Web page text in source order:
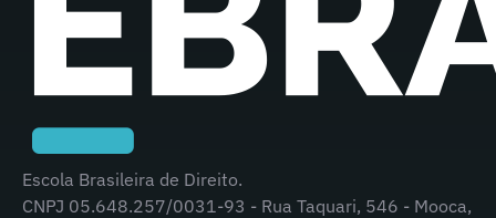
Escola Brasileira de Direito.
CNPJ 05.648.257/0031-93 - Rua Taquari, 546 - Mooca,